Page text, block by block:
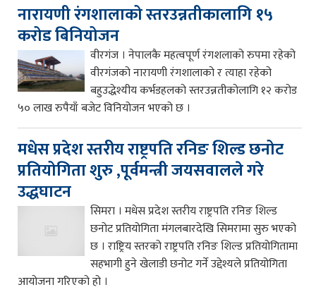
नारायणी रंगशालाको स्तरउन्नतीकालागि १५
करोड बिनियोजन
वीरगंज । नेपालकै महत्वपूर्ण रंगशलाको रुपमा रहेको
वीरगंजको नारायणी रंगशालाको र त्याहा रहेको
बहुउद्धेश्यीय कर्भडहलको स्तरउन्नतीकोलागि १२ करोड
५० लाख रुपैयाँ बजेट विनियोजन भएको छ ।
मधेस प्रदेश स्तरीय राष्ट्रपति रनिङ शिल्ड छनोट
प्रतियोगिता शुरु ,पूर्वमन्त्री जयसवालले गरे
उद्धघाटन
सिमरा । मधेस प्रदेश स्तरीय राष्ट्रपति रनिङ शिल्ड
छनोट प्रतियोगिता मंगलबारदेखि सिमरामा सुरु भएको
छ । राष्ट्रिय स्तरको राष्ट्रपति रनिङ शिल्ड प्रतियोगितामा
सहभागी हुने खेलाडी छनोट गर्ने उद्देश्यले प्रतियोगिता
आयोजना गरिएको हो ।